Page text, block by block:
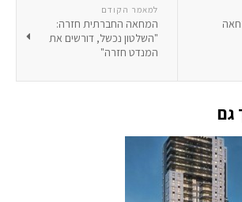
למאמר הקודם
המחאה החברתית חזרה:
"השלטון נכשל, דורשים את
המנדט חזרה"
גם